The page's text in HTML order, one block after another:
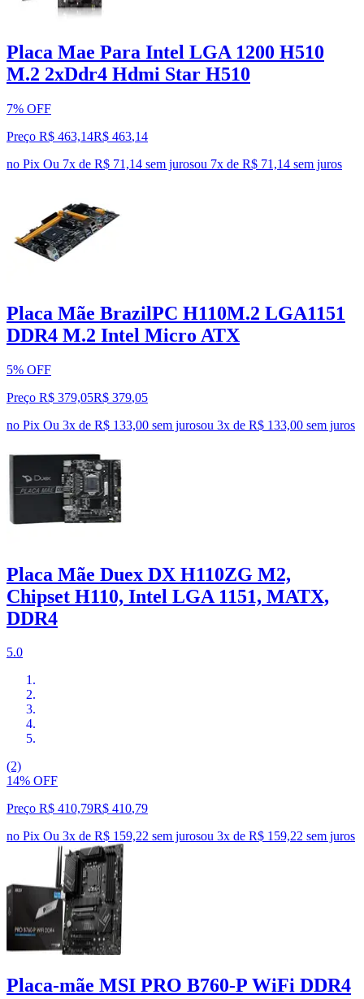
Placa Mae Para Intel LGA 1200 H510
M.2 2xDdr4 Hdmi Star H510
7% OFF
Preço R$ 463,14R$ 463,14
no Pix Ou 7x de R$ 71,14 sem jurosou 7x de R$ 71,14 sem juros
Placa Mãe BrazilPC H110M.2 LGA1151
DDR4 M.2 Intel Micro ATX
5% OFF
Preço R$ 379,05R$ 379,05
no Pix Ou 3x de R$ 133,00 sem jurosou 3x de R$ 133,00 sem juros
Placa Mãe Duex DX H110ZG M2,
Chipset H110, Intel LGA 1151, MATX,
DDR4
5.0
(2)
14% OFF
Preço R$ 410,79R$ 410,79
no Pix Ou 3x de R$ 159,22 sem jurosou 3x de R$ 159,22 sem juros
Placa-mãe MSI PRO B760-P WiFi DDR4